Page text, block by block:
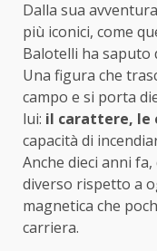
Dalla sua
più iconici, come
Balotelli ha saputo
Una figura che
campo e si porta
lui: il carattere, le
capacità di
Anche dieci anni
diverso rispetto a
magnetica che
carriera.